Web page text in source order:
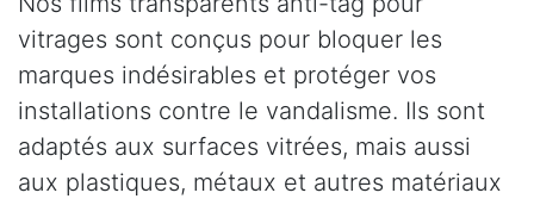
vitrages sont conçus pour bloquer les
marques indésirables et protéger vos
installations contre le vandalisme. Ils sont
adaptés aux surfaces vitrées, mais aussi
aux plastiques, métaux et autres matériaux